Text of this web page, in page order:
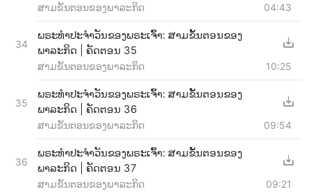
ສາມຂັ້ນຕອນຂອງພາລະກິດ 04:43
34
ພຣະທຳປະຈຳວັນຂອງພຣະເຈົ້າ: ສາມຂັ້ນຕອນຂອງ
ພາລະກິດ | ຄັດຕອນ 35
ສາມຂັ້ນຕອນຂອງພາລະກິດ 10:25
35
ພຣະທຳປະຈຳວັນຂອງພຣະເຈົ້າ: ສາມຂັ້ນຕອນຂອງ
ພາລະກິດ | ຄັດຕອນ 36
ສາມຂັ້ນຕອນຂອງພາລະກິດ 09:54
36
ພຣະທຳປະຈຳວັນຂອງພຣະເຈົ້າ: ສາມຂັ້ນຕອນຂອງ
ພາລະກິດ | ຄັດຕອນ 37
ສາມຂັ້ນຕອນຂອງພາລະກິດ 09:21